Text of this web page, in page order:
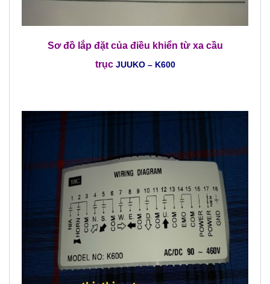
Sơ đồ lắp đặt của điều khiển từ xa cầu
trục JUUKO – K600